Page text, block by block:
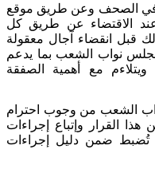
في الصحف وعن طريق موقع
الاقتضاء عن طريق كل
قبل انقضاء آجال معقولة
نواب الشعب بما يدعم
مع أهمية الصفقة
الشعب من وجوب احترام
المنصوص عليها بالفصل 2 من هذا القرار وإتباع إجراءات
تُضبط ضمن دليل إجراءات